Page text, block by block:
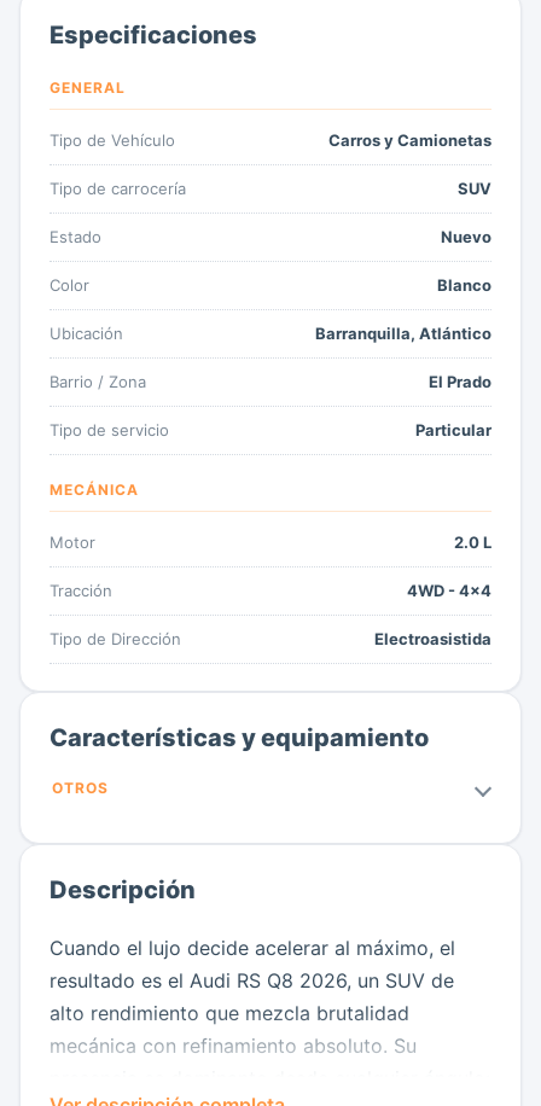
Especificaciones
GENERAL
Tipo de Vehículo Carros y Camionetas
Tipo de carrocería SUV
Estado Nuevo
Color Blanco
Ubicación Barranquilla, Atlántico
Barrio / Zona El Prado
Tipo de servicio Particular
MECÁNICA
Motor 2.0 L
Tracción 4WD - 4x4
Tipo de Dirección Electroasistida
Características y equipamiento
OTROS
Descripción
Cuando el lujo decide acelerar al máximo, el
resultado es el Audi RS Q8 2026, un SUV de
alto rendimiento que mezcla brutalidad
mecánica con refinamiento absoluto. Su